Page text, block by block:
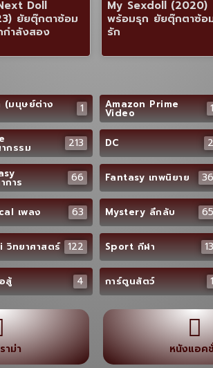
Doll
ยัยตุ๊กตาซ้อม
กำลังสอง
My Sexdoll (2020)
พร้อมรุก ยัยตุ๊กตาซ้อ
รัก
(มนุษย์ต่าง 1 Amazon Prime
Video 1
กรรม 213 DC 2
การ 66 Fantasy เทพนิยาย 36
เพลง 63 Mystery ลึกลับ 65
วิทยาศาสตร์ 122 Sport กีฬา 13
สู้ 4 การ์ตูนสัตว์ 1
าม่า หนังแอค